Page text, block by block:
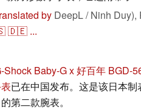
by DeepL / Ninh Duy),
🇩🇪 ...
Shock Baby-G x 好百年 BGD-
已在中国发布。这是该日本
第二款腕表。